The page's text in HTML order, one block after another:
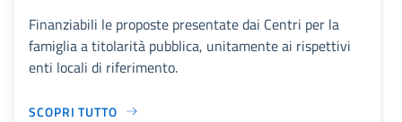
Finanziabili le proposte presentate dai Centri per la
famiglia a titolarità pubblica, unitamente ai rispettivi
enti locali di riferimento.
SCOPRI TUTTO